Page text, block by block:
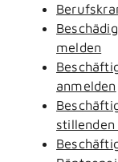
melden
anmelden